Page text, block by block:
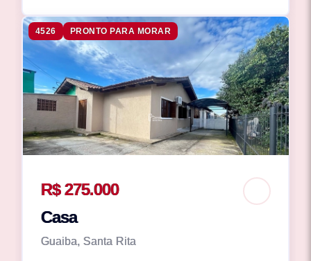
4526 PRONTO PARA MORAR
R$ 275.000
Casa
Guaiba, Santa Rita